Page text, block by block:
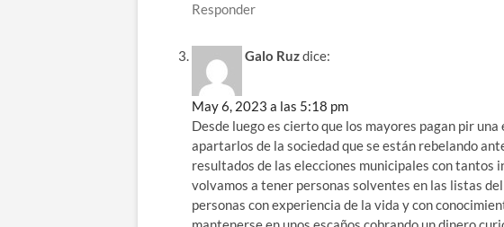
Responder
Galo Ruzdice:
May 6, 2023 a las 5:18 pm
Desde luego es cierto que los mayores pagan pir
apartarlos de la sociedad que se están rebelando
resultados de las elecciones municipales con
volvamos a tener personas solventes en las listas
personas con experiencia de la vida y con